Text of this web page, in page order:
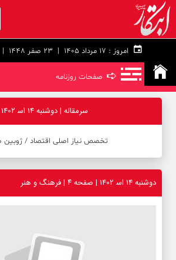
امروز : 23 صفر 1448 | 8 August 2026
➪ صفحات روزنامه
سرمقاله | دوشنبه 14 اس‍ 1402
تخصص نیاز اصلی اقتصاد / ژوبین
دوشنبه 14 اس‍ 1402 | صفحه ۴ | فرهنگ و هنر